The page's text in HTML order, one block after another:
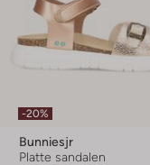
-20%
Bunniesjr
Platte sandalen